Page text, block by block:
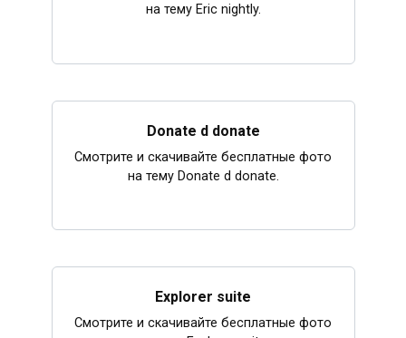
на тему Eric nightly.
Donate d donate
Смотрите и скачивайте бесплатные фото
на тему Donate d donate.
Explorer suite
Смотрите и скачивайте бесплатные фото